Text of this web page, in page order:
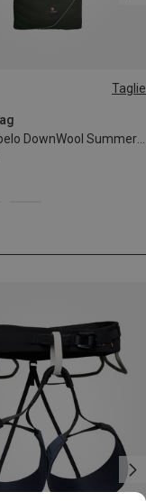
Taglie
| LEFT
| RIGHT